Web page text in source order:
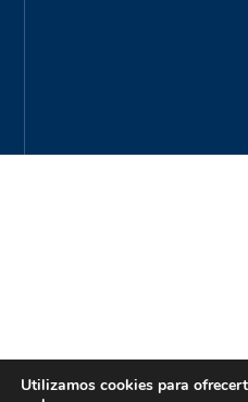
Utilizamos cookies para